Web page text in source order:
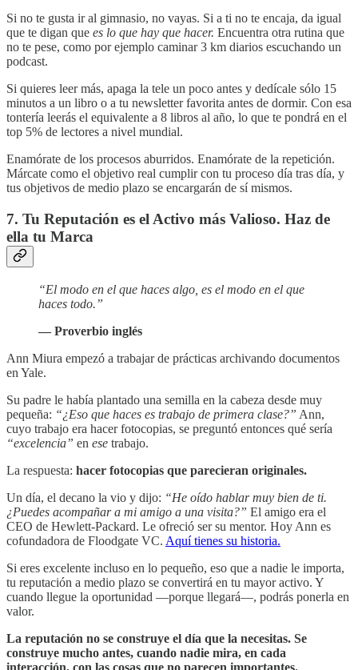
Si no te gusta ir al gimnasio, no vayas. Si a ti no te encaja, da igual
que te digan que es lo que hay que hacer. Encuentra otra rutina que
no te pese, como por ejemplo caminar 3 km diarios escuchando un
podcast.
Si quieres leer más, apaga la tele un poco antes y dedícale sólo 15
minutos a un libro o a tu newsletter favorita antes de dormir. Con esa
tontería leerás el equivalente a 8 libros al año, lo que te pondrá en el
top 5% de lectores a nivel mundial.
Enamórate de los procesos aburridos. Enamórate de la repetición.
Márcate como el objetivo real cumplir con tu proceso día tras día, y
tus objetivos de medio plazo se encargarán de sí mismos.
7. Tu Reputación es el Activo más Valioso. Haz de
ella tu Marca
“El modo en el que haces algo, es el modo en el que
haces todo.”
— Proverbio inglés
Ann Miura empezó a trabajar de prácticas archivando documentos
en Yale.
Su padre le había plantado una semilla en la cabeza desde muy
pequeña: “¿Eso que haces es trabajo de primera clase?” Ann,
cuyo trabajo era hacer fotocopias, se preguntó entonces qué sería
“excelencia” en ese trabajo.
La respuesta: hacer fotocopias que parecieran originales.
Un día, el decano la vio y dijo: “He oído hablar muy bien de ti.
¿Puedes acompañar a mi amigo a una visita?” El amigo era el
CEO de Hewlett-Packard. Le ofreció ser su mentor. Hoy Ann es
cofundadora de Floodgate VC. Aquí tienes su historia.
Si eres excelente incluso en lo pequeño, eso que a nadie le importa,
tu reputación a medio plazo se convertirá en tu mayor activo. Y
cuando llegue la oportunidad —porque llegará—, podrás ponerla en
valor.
La reputación no se construye el día que la necesitas. Se
construye mucho antes, cuando nadie mira, en cada
interacción, con las cosas que no parecen importantes.